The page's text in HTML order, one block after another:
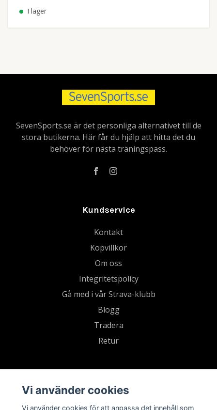
I lager
SevenSports.se är det personliga alternativet till de
stora butikerna. Här får du hjälp att hitta det du
behöver för nästa träningspass.
Kundservice
Kontakt
Köpvillkor
Om oss
Integritetspolicy
Gå med i vår Strava-klubb
Blogg
Tradera
Retur
Vi använder cookies
Vi använder cookies för att anpassa det innehåll som